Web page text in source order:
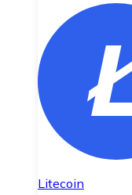
Litecoin